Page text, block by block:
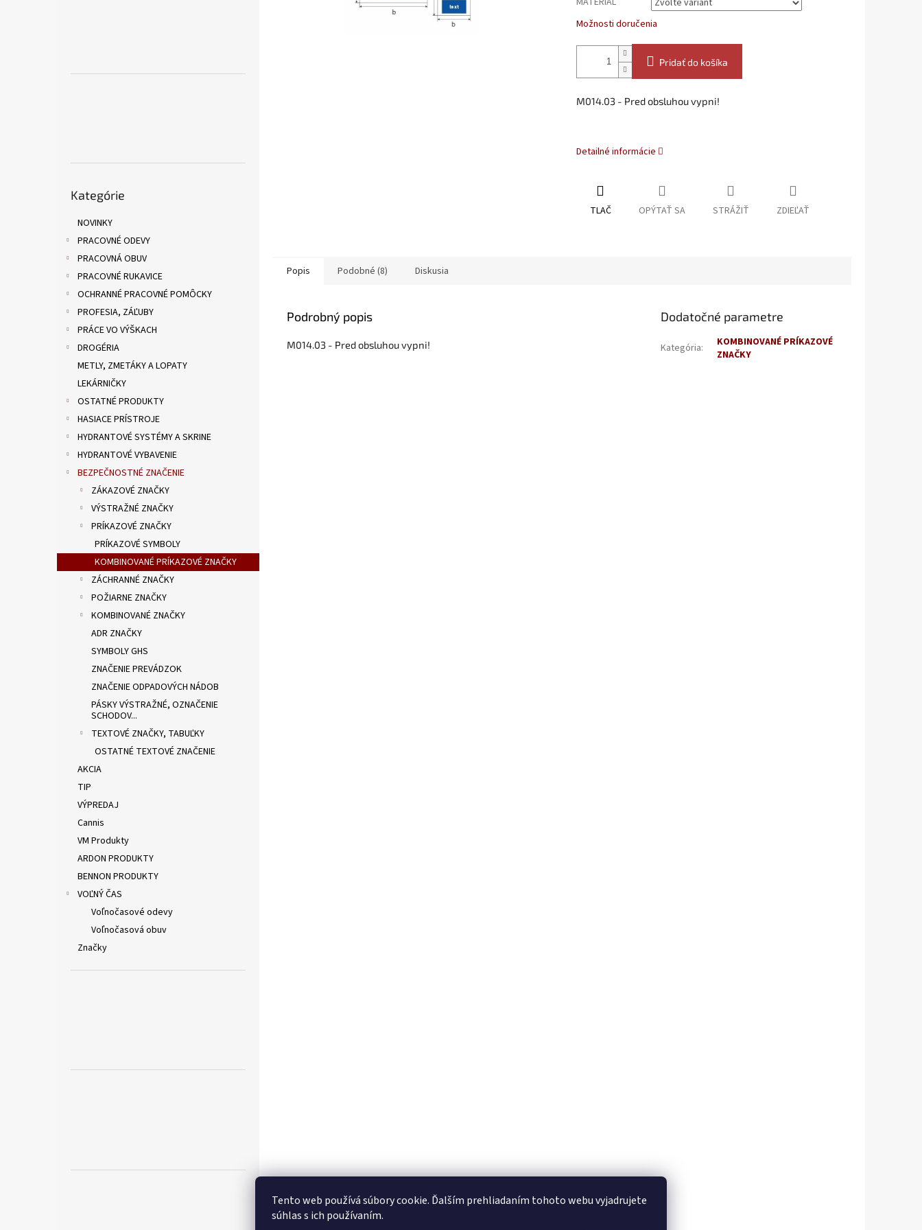
Tento web používá súbory cookie. Ďalším prehliadaním tohoto webu vyjadrujete
súhlas s ich používaním.
kategórie
Kategórie
NOVINKY
PRACOVNÉ ODEVY
PRACOVNÁ OBUV
PRACOVNÉ RUKAVICE
OCHRANNÉ PRACOVNÉ POMÔCKY
PROFESIA, ZÁĽUBY
PRÁCE VO VÝŠKACH
DROGÉRIA
METLY, ZMETÁKY A LOPATY
LEKÁRNIČKY
OSTATNÉ PRODUKTY
HASIACE PRÍSTROJE
HYDRANTOVÉ SYSTÉMY A SKRINE
HYDRANTOVÉ VYBAVENIE
BEZPEČNOSTNÉ ZNAČENIE
ZÁKAZOVÉ ZNAČKY
VÝSTRAŽNÉ ZNAČKY
PRÍKAZOVÉ ZNAČKY
PRÍKAZOVÉ SYMBOLY
KOMBINOVANÉ PRÍKAZOVÉ ZNAČKY
ZÁCHRANNÉ ZNAČKY
POŽIARNE ZNAČKY
KOMBINOVANÉ ZNAČKY
ADR ZNAČKY
SYMBOLY GHS
ZNAČENIE PREVÁDZOK
ZNAČENIE ODPADOVÝCH NÁDOB
PÁSKY VÝSTRAŽNÉ, OZNAČENIE
SCHODOV...
TEXTOVÉ ZNAČKY, TABUĽKY
OSTATNÉ TEXTOVÉ ZNAČENIE
AKCIA
TIP
VÝPREDAJ
Cannis
VM Produkty
ARDON PRODUKTY
BENNON PRODUKTY
VOĽNÝ ČAS
Voľnočasové odevy
Voľnočasová obuv
Značky
Možnosti doručenia
Pridať do košíka
M014.03 - Pred obsluhou vypni!
Detailné informácie
TLAČ OPÝTAŤ SA STRÁŽIŤ ZDIEĽAŤ
Popis Podobné (8) Diskusia
Podrobný popis
M014.03 - Pred obsluhou vypni!
Dodatočné parametre
Kategória:
KOMBINOVANÉ PRÍKAZOVÉ
ZNAČKY